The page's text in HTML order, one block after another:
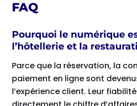
FAQ
Pourquoi le numérique
l’hôtellerie et la
Parce que la réservation, la
paiement en ligne sont
l’expérience client. Leur